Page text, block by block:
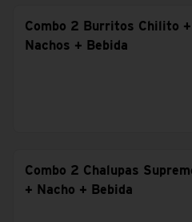
Combo 2 Burritos Chilito +
Nachos + Bebida
Combo 2 Chalupas
+ Nacho + Bebida